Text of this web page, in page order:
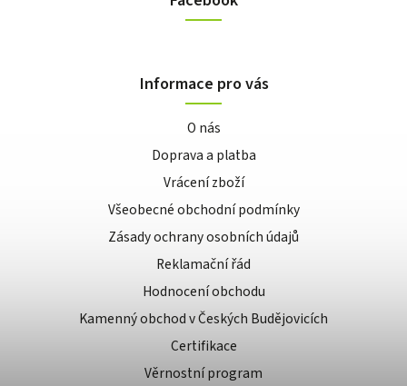
Informace pro vás
O nás
Doprava a platba
Vrácení zboží
Všeobecné obchodní podmínky
Zásady ochrany osobních údajů
Reklamační řád
Hodnocení obchodu
Kamenný obchod v Českých Budějovicích
Certifikace
Věrnostní program